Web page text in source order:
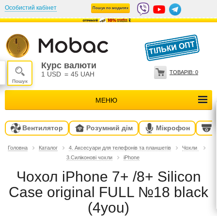
Особистий кабінет Пошук по моделях
Курс валюти
1 USD = 45 UAH
МЕНЮ
ТОВАРІВ: 0
Вентилятор Розумний дім Мікрофон
Головна Каталог 4. Аксесуари для телефонів та планшетів
Чохли
3.Силіконові чохли
iPhone
Чохол iPhone 7+ /8+ Silicon
Case original FULL №18 black
(4you)